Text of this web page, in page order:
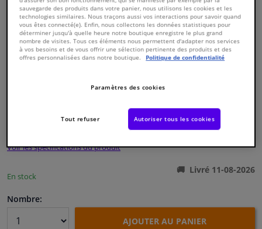
Fenêtres & accessoires
Intérieur & ameublement
Styling & Performance
Nettoyage & protection
Atelier & outils
Camping-car, moto & vélo
Promotions et réductions
01112
TTC
Voir les spécifications du produit
En stock
Livré 11-08-2026
Nombre:
AJOUTER AU PANIER
sauvegarde des produits dans votre panier, nous utilisons les cookies et les
technologies similaires. Nous traçons aussi vos interactions pour savoir quand
vous êtes connecté(e). Enfin, nous collectons les données statistiques pour
déterminer jusqu'à quelle heure notre boutique enregistre le plus grand
nombre de visites. Tous ces éléments nous permettent d'adapter nos services
à vos besoins et de vous offrir une sélection pertinente des produits et des
offres personnalisées dans notre boutique.
Politique de confidentialité
Paramètres des cookies
Tout refuser Autoriser tous les cookies